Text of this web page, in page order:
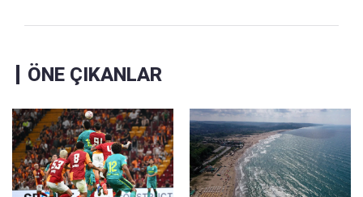
ÖNE ÇIKANLAR